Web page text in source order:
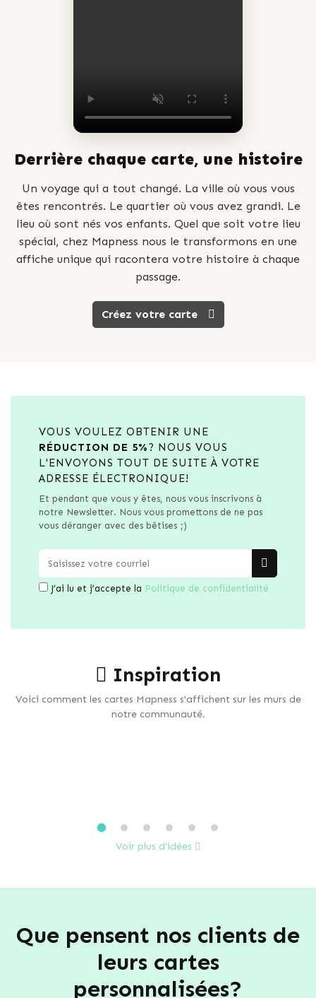
Derrière chaque carte, une histoire
Un voyage qui a tout changé. La ville où vous vous
êtes rencontrés. Le quartier où vous avez grandi. Le
lieu où sont nés vos enfants. Quel que soit votre lieu
spécial, chez Mapness nous le transformons en une
affiche unique qui racontera votre histoire à chaque
passage.
Créez votre carte
VOUS VOULEZ OBTENIR UNE
RÉDUCTION DE 5%? NOUS VOUS
L'ENVOYONS TOUT DE SUITE À VOTRE
ADRESSE ÉLECTRONIQUE!
Et pendant que vous y êtes, nous vous inscrivons à
notre Newsletter. Nous vous promettons de ne pas
vous déranger avec des bêtises ;)
J’ai lu et j’accepte la Politique de confidentialité
Inspiration
Voici comment les cartes Mapness s'affichent sur les murs de
notre communauté.
Voir plus d’idées
Que pensent nos clients de
leurs cartes
personnalisées?